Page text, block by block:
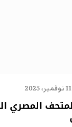
11 نوفمبر، 2025
المصري